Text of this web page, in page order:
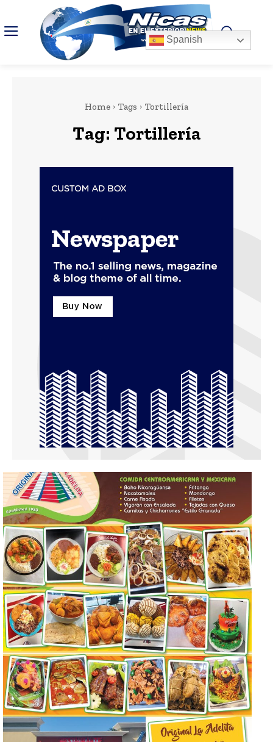
Home Tags Tortillería
Tag: Tortillería
Spanish